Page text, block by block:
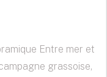
Entre mer et
grassoise,